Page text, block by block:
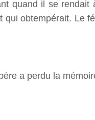
quand il se
obtempérait. Le
a perdu la